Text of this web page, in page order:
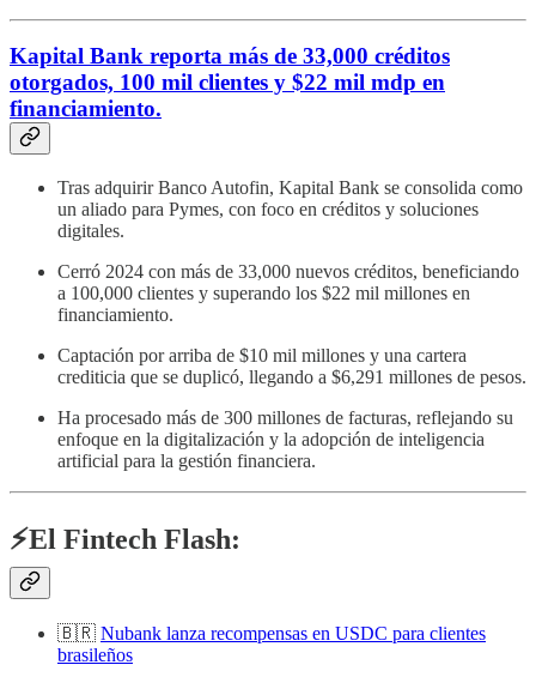
Kapital Bank reporta más de 33,000 créditos
otorgados, 100 mil clientes y $22 mil mdp en
financiamiento.
Tras adquirir Banco Autofin, Kapital Bank se consolida como
un aliado para Pymes, con foco en créditos y soluciones
digitales.
Cerró 2024 con más de 33,000 nuevos créditos, beneficiando
a 100,000 clientes y superando los $22 mil millones en
financiamiento.
Captación por arriba de $10 mil millones y una cartera
crediticia que se duplicó, llegando a $6,291 millones de pesos.
Ha procesado más de 300 millones de facturas, reflejando su
enfoque en la digitalización y la adopción de inteligencia
artificial para la gestión financiera.
⚡️El Fintech Flash:
🇧🇷 Nubank lanza recompensas en USDC para clientes
brasileños